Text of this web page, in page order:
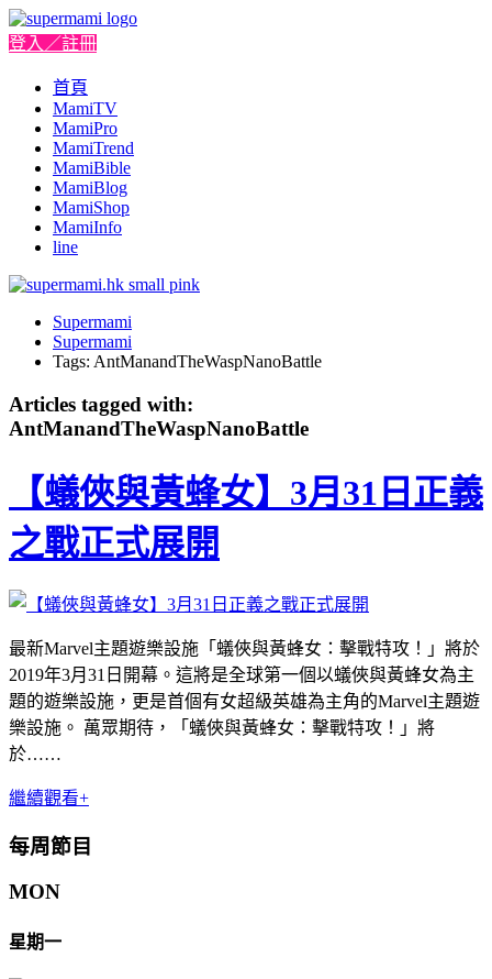
登入／註冊
首頁
MamiTV
MamiPro
MamiTrend
MamiBible
MamiBlog
MamiShop
MamiInfo
line
Supermami
Supermami
Tags: AntManandTheWaspNanoBattle
Articles tagged with:
AntManandTheWaspNanoBattle
【蟻俠與黃蜂女】3月31日正義
之戰正式展開
最新Marvel主題遊樂設施「蟻俠與黃蜂女：擊戰特攻！」將於
2019年3月31日開幕。這將是全球第一個以蟻俠與黃蜂女為主
題的遊樂設施，更是首個有女超級英雄為主角的Marvel主題遊
樂設施。 萬眾期待，「蟻俠與黃蜂女：擊戰特攻！」將
於……
繼續觀看+
每周節目
MON
星期一